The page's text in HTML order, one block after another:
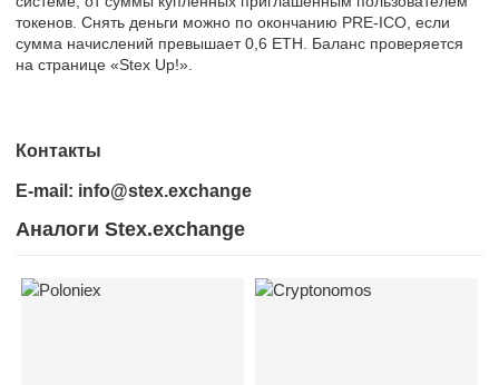
токенов. Снять деньги можно по окончанию PRE-ICO, если
сумма начислений превышает 0,6 ETH. Баланс проверяется
на странице «Stex Up!».
Контакты
E-mail: info@stex.exchange
Аналоги Stex.exchange